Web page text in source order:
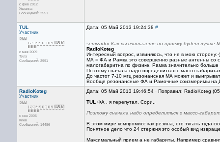
с фев 2012
Украина
Сообщений: 2551
TUL
Участник
с мая 2009
Тула
Сообщений: 2991
Дата: 05 Май 2013 19:24:38 #
semizador Как вы считааете по приему будет лучше
RadioKoteg
Интересный вопрос, извиняюсь, что не в мою
МА = ФА и Рамка это совершенно разные антенны со
малогабаритна по физике. Рамка значительно
Поэтому сначала надо определиться с массо-
До частот 7-10 мгц резонансная МА может и
Вообще резонансные ФА и Рамочные соизмеримы на
RadioKoteg
Участник
с сен 2006
Киев
Сообщений: 14486
Дата: 05 Май 2013 19:46:54 · Поправил: RadioKoteg
TUL ФА , я перепутал. Сори..
Поэтому сначала надо определиться с массо-
В этом мире компромисс как резина, его тягать туда
Понятное дело что 24 стержня это особый вид
Максимальный прием а не габариты. Например